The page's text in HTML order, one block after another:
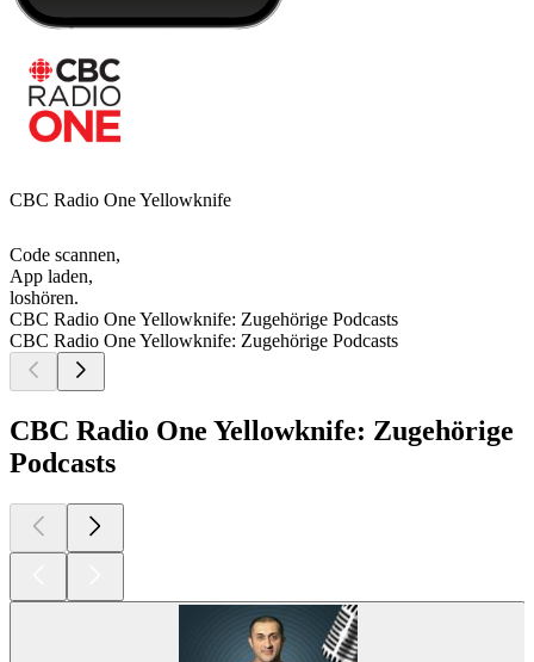
CBC Radio One Yellowknife
Code scannen,
App laden,
loshören.
CBC Radio One Yellowknife: Zugehörige Podcasts
CBC Radio One Yellowknife: Zugehörige Podcasts
CBC Radio One Yellowknife: Zugehörige
Podcasts